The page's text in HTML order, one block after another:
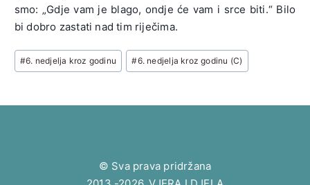
smo: „Gdje vam je blago, ondje će vam i srce biti.“ Bilo
bi dobro zastati nad tim riječima.
Post
Tags:
#6. nedjelja kroz godinu #6. nedjelja kroz godinu (C)
© Sva prava pridržana